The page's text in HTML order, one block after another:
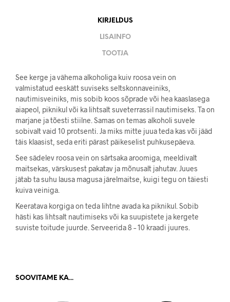
KIRJELDUS
LISAINFO
TOOTJA
See kerge ja vähema alkoholiga kuiv roosa vein on
valmistatud eeskätt suviseks seltskonnaveiniks,
nautimisveiniks, mis sobib koos sõprade või hea kaaslasega
aiapeol, piknikul või ka lihtsalt suveterrassil nautimiseks. Ta on
marjane ja tõesti stiilne. Samas on temas alkoholi suvele
sobivalt vaid 10 protsenti. Ja miks mitte juua teda kas või jääd
täis klaasist, seda eriti pärast päikeselist puhkusepäeva.
See sädelev roosa vein on särtsaka aroomiga, meeldivalt
maitsekas, värskusest pakatav ja mõnusalt jahutav. Juues
jätab ta suhu lausa magusa järelmaitse, kuigi tegu on täiesti
kuiva veiniga.
Keeratava korgiga on teda lihtne avada ka piknikul. Sobib
hästi kas lihtsalt nautimiseks või ka suupistete ja kergete
suviste toitude juurde. Serveerida 8 – 10 kraadi juures.
SOOVITAME KA...